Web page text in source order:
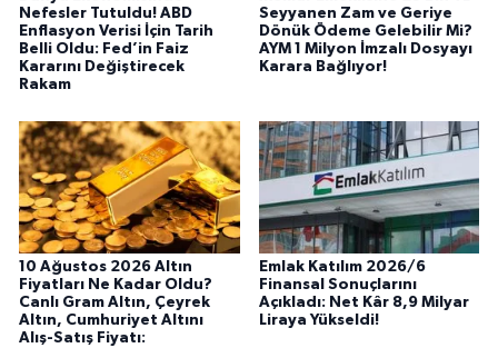
Nefesler Tutuldu! ABD
Enflasyon Verisi İçin Tarih
Belli Oldu: Fed’in Faiz
Kararını Değiştirecek
Rakam
Seyyanen Zam ve Geriye
Dönük Ödeme Gelebilir Mi?
AYM 1 Milyon İmzalı Dosyayı
Karara Bağlıyor!
10 Ağustos 2026 Altın
Fiyatları Ne Kadar Oldu?
Canlı Gram Altın, Çeyrek
Altın, Cumhuriyet Altını
Alış-Satış Fiyatı:
Emlak Katılım 2026/6
Finansal Sonuçlarını
Açıkladı: Net Kâr 8,9 Milyar
Liraya Yükseldi!